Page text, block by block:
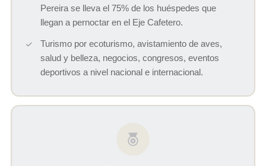
Pereira se lleva el 75% de los huéspedes que
llegan a pernoctar en el Eje Cafetero.
Turismo por ecoturismo, avistamiento de aves,
salud y belleza, negocios, congresos, eventos
deportivos a nivel nacional e internacional.